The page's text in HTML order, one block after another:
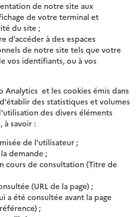
de notre site aux
de votre terminal et
du site ;
d’accéder à des espaces
de notre site tels que votre
vos identifiants, ou à vos
Analytics et les cookies émis dans
des statistiques et volumes
des divers éléments
à savoir :
de l'utilisateur ;
demande ;
cours de consultation (Titre de
(URL de la page) ;
a été consultée avant la page
;